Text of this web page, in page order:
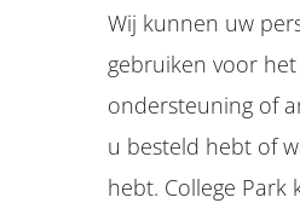
Wij kunnen uw
gebruiken voor
ondersteuning of
u besteld hebt of
hebt. College Park